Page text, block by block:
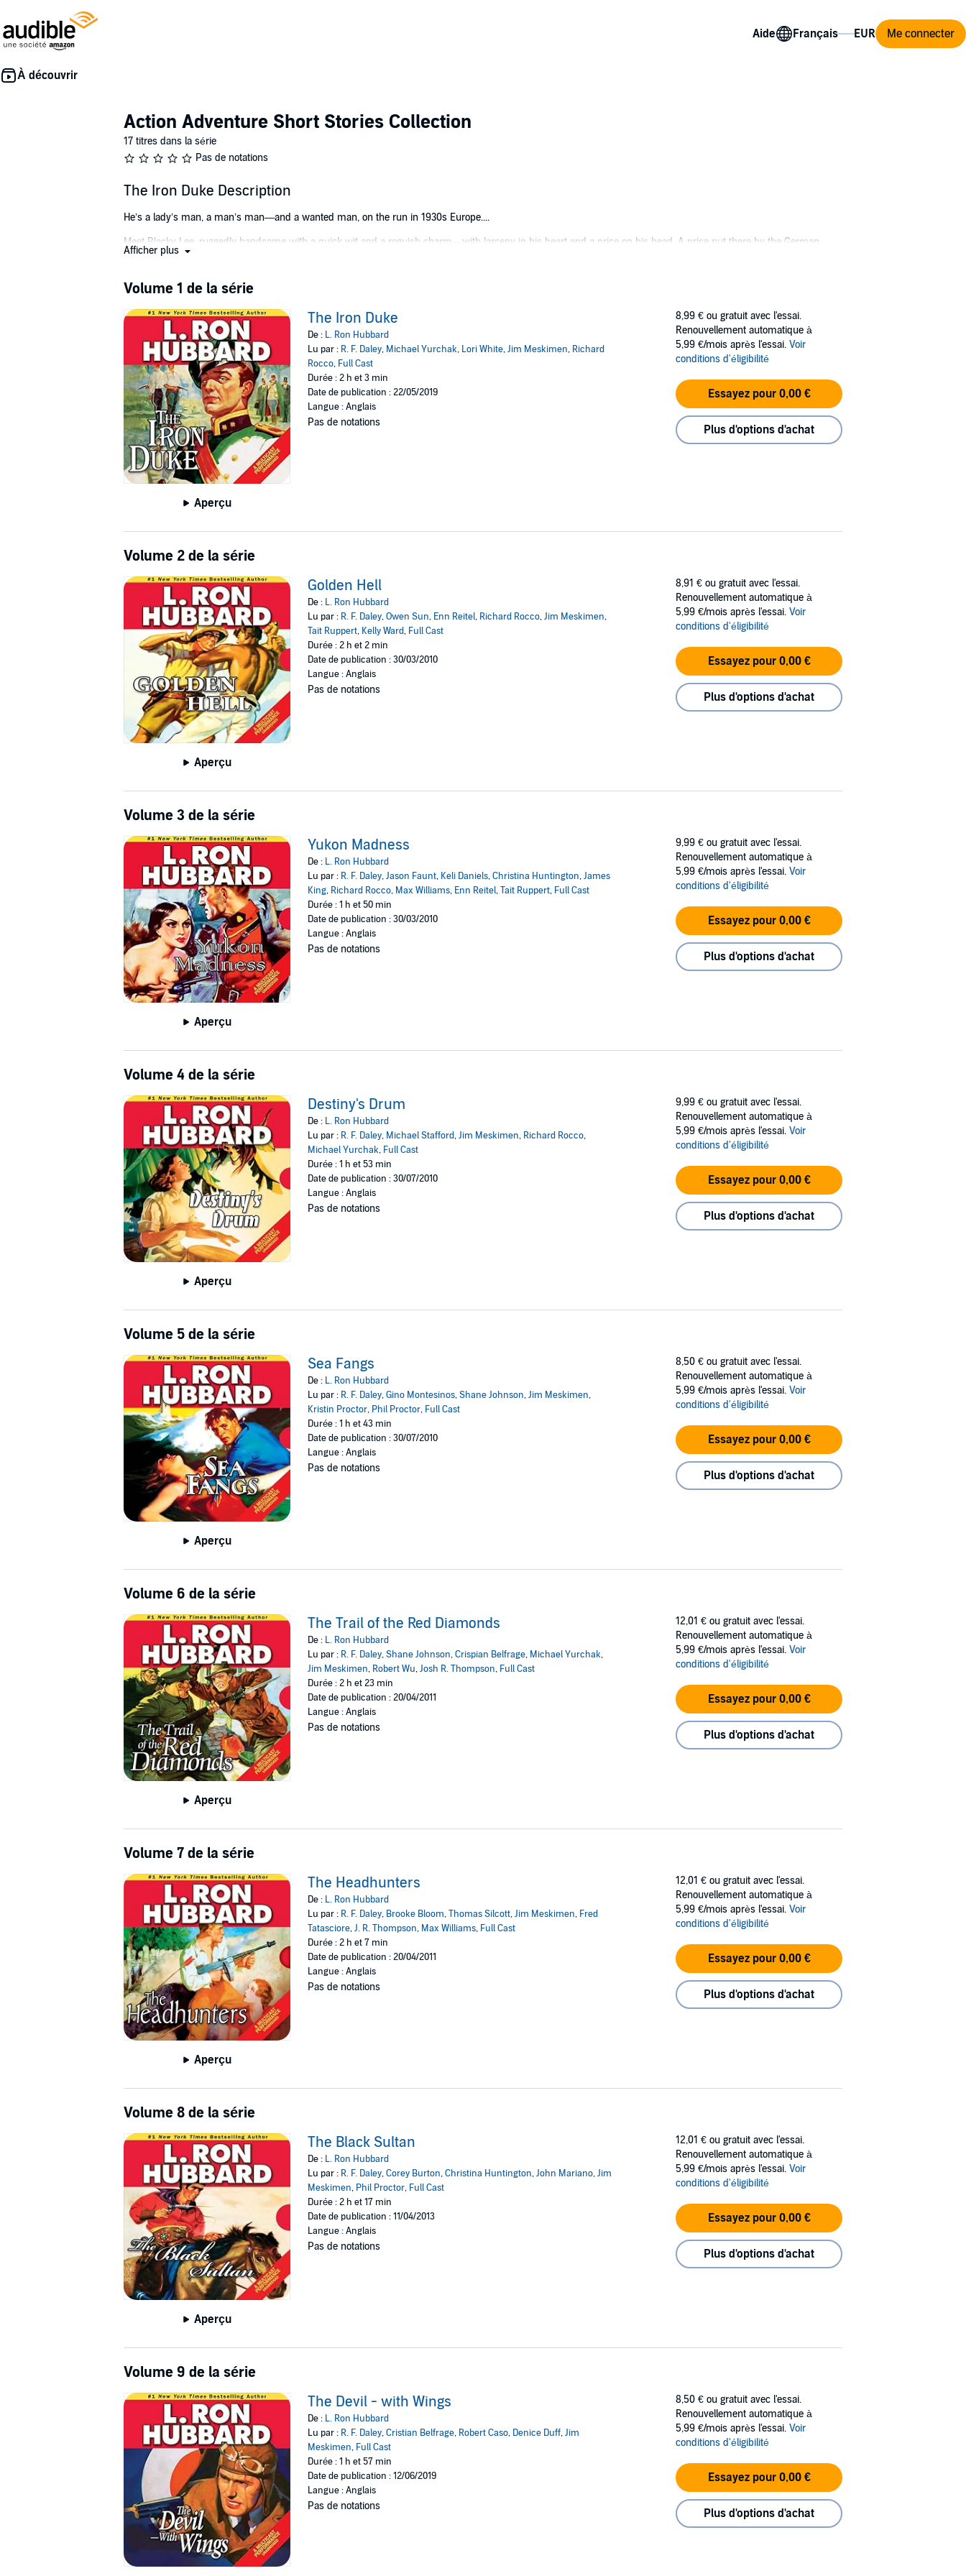
Aide Me connecter
Action Adventure Short Stories Collection
17 titres dans la série
Pas de notations
The Iron Duke Description
He’s a lady’s man, a man’s man—and a wanted man, on the run in 1930s Europe....
Meet Blacky Lee, ruggedly handsome with a quick wit and a roguish charm—with larceny in his heart and a price on his head. A price put there by the German
Gestapo. But Blacky’s always got an angle, and this time it’s as audacious as they come. He’ll hide in plain sight, impersonating the crowned head of a Balkan
Can he pull it off? Win the love of a country ... and of a beautiful woman? All Blacky has to do is risk everything—and, for once in his life, find a way to do the right
thing.
Get in on the deception as the audio version ofThe Iron Duke
“Filled with realistic sound effects and a classic film noir atmosphere, this inspired and well-polished entertainment will immerse listeners.”—Publishers Weekly
* An AudioFile Award Winner
©2009 Galaxy Press (P)2009 Galaxy Press
Afficher plus
Volume 1 de la série
Aperçu
The Iron Duke
De : L. Ron Hubbard
Lu par : R. F. Daley, Michael Yurchak, Lori White,Jim Meskimen, Richard
Rocco, Full Cast
Durée : 2 h et 3 min
Date de publication : 22/05/2019
Langue : Anglais
Pas de notations
8,99 € ou gratuit avec l'essai.
Renouvellement automatique à
5,99 €/mois après l'essai. Voir
conditions d'éligibilité
Essayez pour 0,00 €
Plus d'options d'achat
Volume 2 de la série
Aperçu
Golden Hell
De : L. Ron Hubbard
Lu par : R. F. Daley,Owen Sun, Enn Reitel, Richard Rocco,Jim Meskimen,
Tait Ruppert, Kelly Ward, Full Cast
Durée : 2 h et 2 min
Date de publication : 30/03/2010
Langue : Anglais
Pas de notations
8,91 € ou gratuit avec l'essai.
Renouvellement automatique à
5,99 €/mois après l'essai. Voir
conditions d'éligibilité
Essayez pour 0,00 €
Plus d'options d'achat
Volume 3 de la série
Aperçu
Yukon Madness
De : L. Ron Hubbard
Lu par : R. F. Daley,Jason Faunt, Keli Daniels,Christina Huntington,James
King, Richard Rocco, Max Williams, Enn Reitel,Tait Ruppert, Full Cast
Durée : 1 h et 50 min
Date de publication : 30/03/2010
Langue : Anglais
Pas de notations
9,99 € ou gratuit avec l'essai.
Renouvellement automatique à
5,99 €/mois après l'essai. Voir
conditions d'éligibilité
Essayez pour 0,00 €
Plus d'options d'achat
Volume 4 de la série
Aperçu
Destiny's Drum
De : L. Ron Hubbard
Lu par : R. F. Daley, Michael Stafford,Jim Meskimen, Richard Rocco,
Michael Yurchak, Full Cast
Durée : 1 h et 53 min
Date de publication : 30/07/2010
Langue : Anglais
Pas de notations
9,99 € ou gratuit avec l'essai.
Renouvellement automatique à
5,99 €/mois après l'essai. Voir
conditions d'éligibilité
Essayez pour 0,00 €
Plus d'options d'achat
Volume 5 de la série
Aperçu
Sea Fangs
De : L. Ron Hubbard
Lu par : R. F. Daley,Gino Montesinos,Shane Johnson,Jim Meskimen,
Kristin Proctor, Phil Proctor, Full Cast
Durée : 1 h et 43 min
Date de publication : 30/07/2010
Langue : Anglais
Pas de notations
8,50 € ou gratuit avec l'essai.
Renouvellement automatique à
5,99 €/mois après l'essai. Voir
conditions d'éligibilité
Essayez pour 0,00 €
Plus d'options d'achat
Volume 6 de la série
Aperçu
The Trail of the Red Diamonds
De : L. Ron Hubbard
Lu par : R. F. Daley,Shane Johnson,Crispian Belfrage, Michael Yurchak,
Jim Meskimen, Robert Wu,Josh R. Thompson, Full Cast
Durée : 2 h et 23 min
Date de publication : 20/04/2011
Langue : Anglais
Pas de notations
12,01 € ou gratuit avec l'essai.
Renouvellement automatique à
5,99 €/mois après l'essai. Voir
conditions d'éligibilité
Essayez pour 0,00 €
Plus d'options d'achat
Volume 7 de la série
Aperçu
The Headhunters
De : L. Ron Hubbard
Lu par : R. F. Daley, Brooke Bloom,Thomas Silcott,Jim Meskimen, Fred
Tatasciore,J. R. Thompson, Max Williams, Full Cast
Durée : 2 h et 7 min
Date de publication : 20/04/2011
Langue : Anglais
Pas de notations
12,01 € ou gratuit avec l'essai.
Renouvellement automatique à
5,99 €/mois après l'essai. Voir
conditions d'éligibilité
Essayez pour 0,00 €
Plus d'options d'achat
Volume 8 de la série
Aperçu
The Black Sultan
De : L. Ron Hubbard
Lu par : R. F. Daley,Corey Burton,Christina Huntington,John Mariano,Jim
Meskimen, Phil Proctor, Full Cast
Durée : 2 h et 17 min
Date de publication : 11/04/2013
Langue : Anglais
Pas de notations
12,01 € ou gratuit avec l'essai.
Renouvellement automatique à
5,99 €/mois après l'essai. Voir
conditions d'éligibilité
Essayez pour 0,00 €
Plus d'options d'achat
Volume 9 de la série
The Devil - with Wings
De : L. Ron Hubbard
Lu par : R. F. Daley,Cristian Belfrage, Robert Caso, Denice Duff,Jim
Meskimen, Full Cast
Durée : 1 h et 57 min
Date de publication : 12/06/2019
Langue : Anglais
Pas de notations
8,50 € ou gratuit avec l'essai.
Renouvellement automatique à
5,99 €/mois après l'essai. Voir
conditions d'éligibilité
Essayez pour 0,00 €
Plus d'options d'achat